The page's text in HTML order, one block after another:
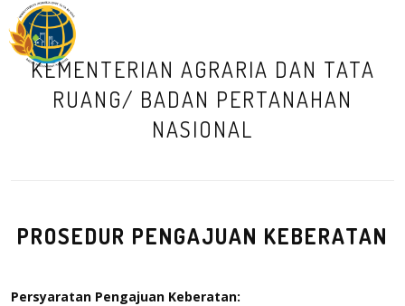
KEMENTERIAN AGRARIA DAN TATA
RUANG/ BADAN PERTANAHAN
NASIONAL
PROSEDUR PENGAJUAN KEBERATAN
Persyaratan Pengajuan Keberatan: